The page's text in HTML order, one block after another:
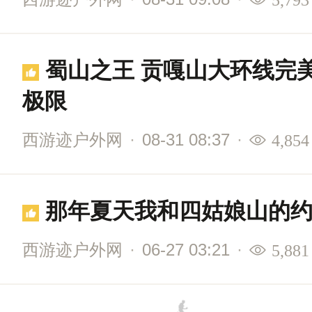
蜀山之王 贡嘎山大环线完
极限
西游迹户外网 · 08-31 08:37 · 4,854
那年夏天我和四姑娘山的
西游迹户外网 · 06-27 03:21 · 5,881